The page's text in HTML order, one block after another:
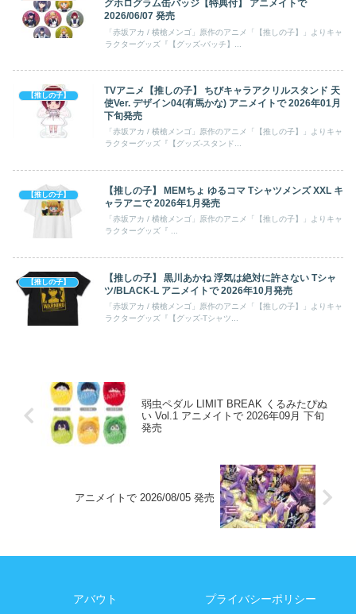
グホログラム缶バッジ【特典付】 アニメイトで
2026/06/07 発売
「赤坂アカ / 横槍メンゴ」原作のアニメ「【推しの子】」よりキャ
ラクターグッズ『【グッズ-バッチ】...
【推しの子】
TVアニメ【推しの子】 ちびキャラアクリルスタンド 天
使Ver. デザイン04(有馬かな) アニメイトで 2026年01月
下旬発売
「赤坂アカ / 横槍メンゴ」原作のアニメ「【推しの子】」よりキャ
ラクターグッズ『【グッズ-スタンド...
【推しの子】
【推しの子】 MEMちょ ゆるコマ Tシャツメンズ XXL キ
ャラアニで 2026年1月発売
「赤坂アカ / 横槍メンゴ」原作のアニメ「【推しの子】」よりキャ
ラクターグッズ『 ...
【推しの子】
【推しの子】 黒川あかね 浮気は絶対に許さない Tシャ
ツ/BLACK-L アニメイトで 2026年10月発売
「赤坂アカ / 横槍メンゴ」原作のアニメ「【推しの子】」よりキャ
ラクターグッズ『【グッズ-Tシャツ...
弱虫ペダル LIMIT BREAK くるみたぴぬ
い Vol.1 アニメイトで 2026年09月 下旬
発売
アニメイトで 2026/08/05 発売
アバウト プライバシーポリシー